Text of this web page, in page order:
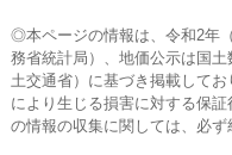
◎本ページの情報は、令和2年
務省統計局）、地価公示は国
土交通省）に基づき掲載して
により生じる損害に対する保
の情報の収集に関しては、必ず